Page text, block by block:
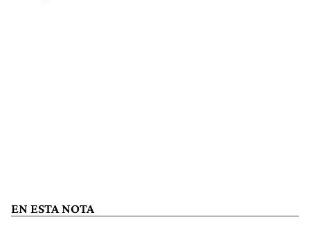
EN ESTA NOTA